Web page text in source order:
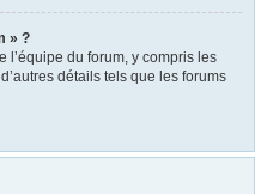
» ?
l’équipe du forum, y compris les
détails tels que les forums